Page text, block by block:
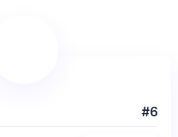
#6